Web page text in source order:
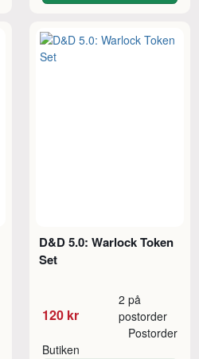
D&D 5.0: Warlock Token
Set
120 kr
2 på
postorder
Butiken
Postorder